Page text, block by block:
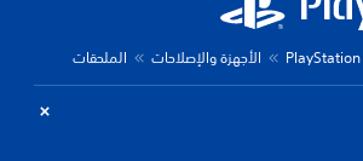
الأجهزة والإصلاحات الملحقات